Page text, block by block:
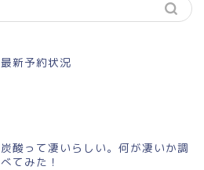
最新予約状況
炭酸って凄いらしい。何が凄いか調
べてみた！